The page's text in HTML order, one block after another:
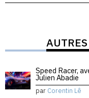
Speed Racer,
Julien Abadie
par Corentin Lê